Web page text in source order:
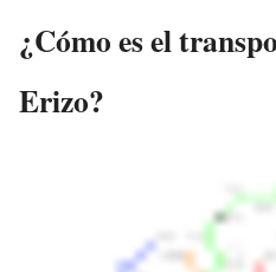
¿Cómo es el
Erizo?